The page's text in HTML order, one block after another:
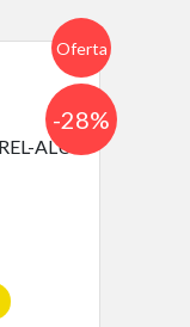
Oferta
-28%